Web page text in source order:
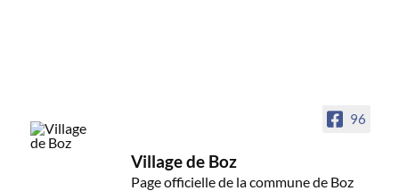
96
Village de Boz
Page officielle de la commune de Boz